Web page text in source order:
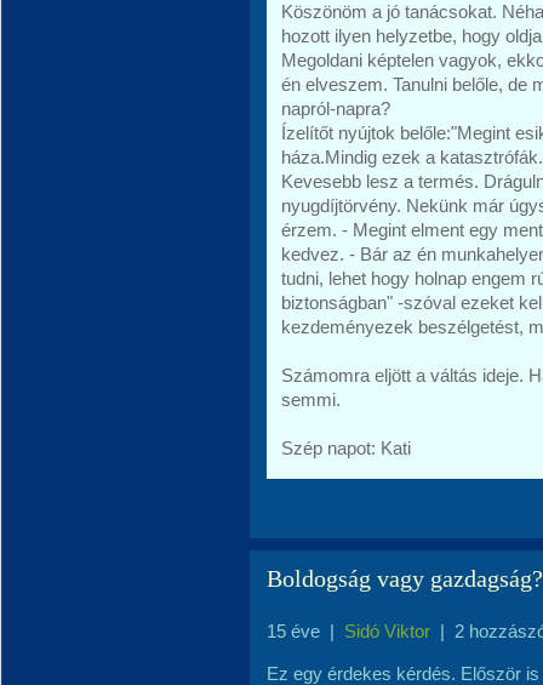
Köszönöm a jó tanácsokat.
hozott ilyen helyzetbe, hogy
Megoldani képtelen vagyok,
én elveszem. Tanulni belőle, de
napról-napra?
Ízelítőt nyújtok belőle:"Megint
háza.Mindig ezek a
Kevesebb lesz a termés.
nyugdíjtörvény. Nekünk már
érzem. - Megint elment egy
kedvez. - Bár az én
tudni, lehet hogy holnap engem
biztonságban" -szóval ezeket
kezdeményezek beszélgetést,
Számomra eljött a váltás ideje.
semmi.
Szép napot: Kati
Boldogság vagy gazdagság?
15 éve | Sidó Viktor | 2
Ez egy érdekes kérdés. Először